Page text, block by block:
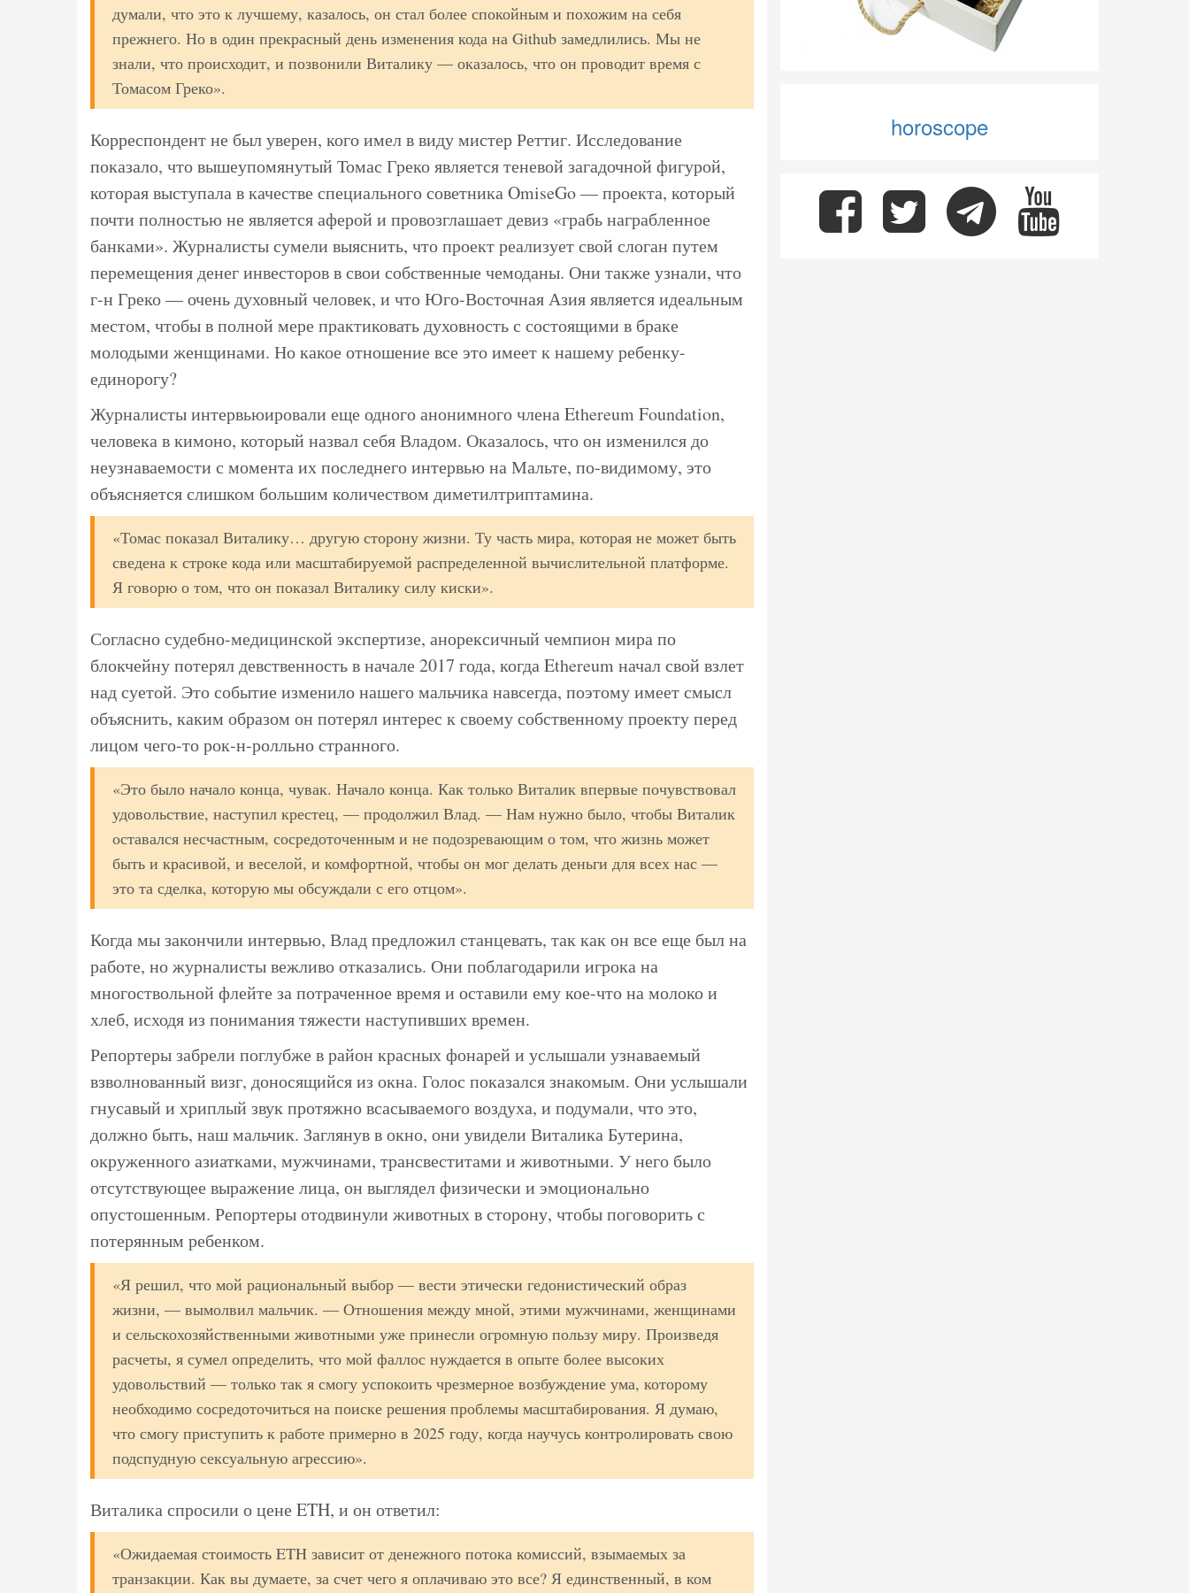
думали, что это к лучшему, казалось, он стал более спокойным и похожим на себя
прежнего. Но в один прекрасный день изменения кода на Github замедлились. Мы не
знали, что происходит, и позвонили Виталику — оказалось, что он проводит время с
Томасом Греко».
Корреспондент не был уверен, кого имел в виду мистер Реттиг. Исследование
показало, что вышеупомянутый Томас Греко является теневой загадочной фигурой,
которая выступала в качестве специального советника OmiseGo — проекта, который
почти полностью не является аферой и провозглашает девиз «грабь награбленное
банками». Журналисты сумели выяснить, что проект реализует свой слоган путем
перемещения денег инвесторов в свои собственные чемоданы. Они также узнали, что
г-н Греко — очень духовный человек, и что Юго-Восточная Азия является идеальным
местом, чтобы в полной мере практиковать духовность с состоящими в браке
молодыми женщинами. Но какое отношение все это имеет к нашему ребенку-
единорогу?
Журналисты интервьюировали еще одного анонимного члена Ethereum Foundation,
человека в кимоно, который назвал себя Владом. Оказалось, что он изменился до
неузнаваемости с момента их последнего интервью на Мальте, по-видимому, это
объясняется слишком большим количеством диметилтриптамина.
«Томас показал Виталику… другую сторону жизни. Ту часть мира, которая не может быть
сведена к строке кода или масштабируемой распределенной вычислительной платформе.
Я говорю о том, что он показал Виталику силу киски».
Согласно судебно-медицинской экспертизе, анорексичный чемпион мира по
блокчейну потерял девственность в начале 2017 года, когда Ethereum начал свой взлет
над суетой. Это событие изменило нашего мальчика навсегда, поэтому имеет смысл
объяснить, каким образом он потерял интерес к своему собственному проекту перед
лицом чего-то рок-н-ролльно странного.
«Это было начало конца, чувак. Начало конца. Как только Виталик впервые почувствовал
удовольствие, наступил крестец, — продолжил Влад. — Нам нужно было, чтобы Виталик
оставался несчастным, сосредоточенным и не подозревающим о том, что жизнь может
быть и красивой, и веселой, и комфортной, чтобы он мог делать деньги для всех нас —
это та сделка, которую мы обсуждали с его отцом».
Когда мы закончили интервью, Влад предложил станцевать, так как он все еще был на
работе, но журналисты вежливо отказались. Они поблагодарили игрока на
многоствольной флейте за потраченное время и оставили ему кое-что на молоко и
хлеб, исходя из понимания тяжести наступивших времен.
Репортеры забрели поглубже в район красных фонарей и услышали узнаваемый
взволнованный визг, доносящийся из окна. Голос показался знакомым. Они услышали
гнусавый и хриплый звук протяжно всасываемого воздуха, и подумали, что это,
должно быть, наш мальчик. Заглянув в окно, они увидели Виталика Бутерина,
окруженного азиатками, мужчинами, трансвеститами и животными. У него было
отсутствующее выражение лица, он выглядел физически и эмоционально
опустошенным. Репортеры отодвинули животных в сторону, чтобы поговорить с
потерянным ребенком.
«Я решил, что мой рациональный выбор — вести этически гедонистический образ
жизни, — вымолвил мальчик. — Отношения между мной, этими мужчинами, женщинами
и сельскохозяйственными животными уже принесли огромную пользу миру. Произведя
расчеты, я сумел определить, что мой фаллос нуждается в опыте более высоких
удовольствий — только так я смогу успокоить чрезмерное возбуждение ума, которому
необходимо сосредоточиться на поиске решения проблемы масштабирования. Я думаю,
что смогу приступить к работе примерно в 2025 году, когда научусь контролировать свою
подспудную сексуальную агрессию».
Виталика спросили о цене ETH, и он ответил:
«Ожидаемая стоимость ETH зависит от денежного потока комиссий, взымаемых за
транзакции. Как вы думаете, за счет чего я оплачиваю это все? Я единственный, в ком
horoscope